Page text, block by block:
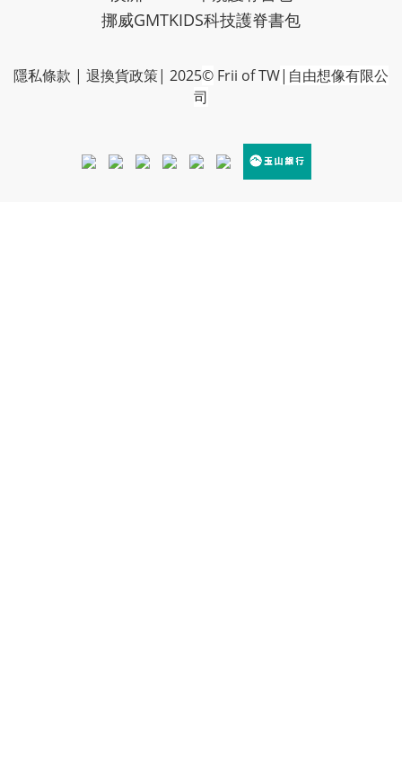
挪威GMTKIDS科技護脊書包
隱私條款 | 退換貨政策| 2025© Frii of TW|自由想像有限公
司